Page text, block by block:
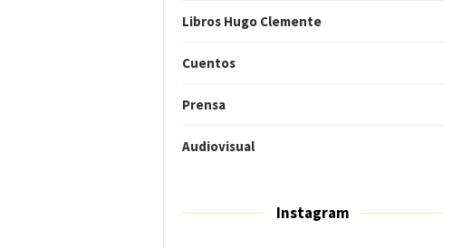
Libros Hugo Clemente
Cuentos
Prensa
Audiovisual
Instagram